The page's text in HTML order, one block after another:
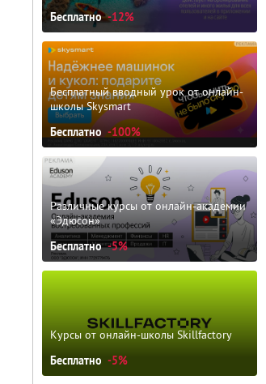
Бесплатно -12%
Бесплатный вводный урок от онлайн-
школы Skysmart
Бесплатно -100%
Различные курсы от онлайн-академии
«Эдюсон»
Бесплатно -5%
Курсы от онлайн-школы Skillfactory
Бесплатно -5%